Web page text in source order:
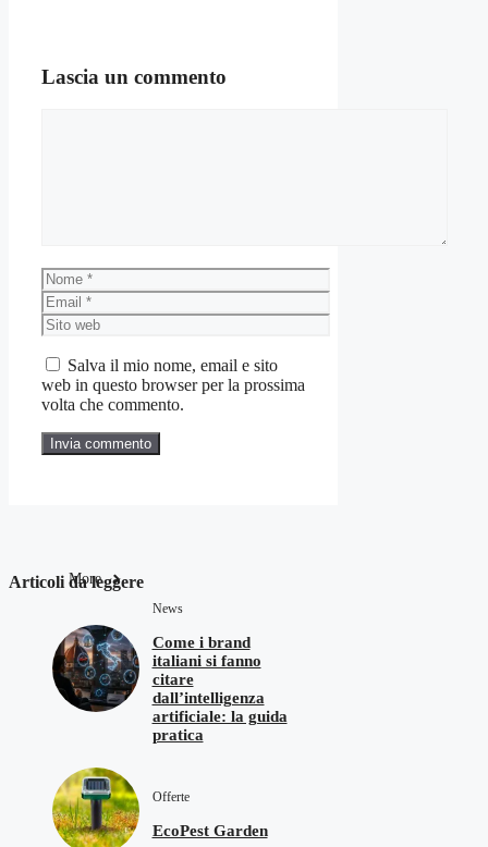
Lascia un commento
Nome
Email
Sito
web
Salva il mio nome, email e sito
web in questo browser per la prossima
volta che commento.
Articoli da leggere
More
News
Come i brand
italiani si fanno
citare
dall’intelligenza
artificiale: la guida
pratica
Offerte
EcoPest Garden